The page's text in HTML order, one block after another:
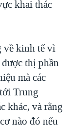
khai thác
về kinh tế vì
thị phần
mà các
Trung
khác, và rằng
nào đó nếu